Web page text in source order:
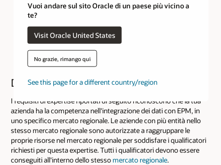
Vuoi andare sul sito Oracle di un paese più vicino a
te?
Visit Oracle United States
No grazie, rimango qui
See this page for a different country/region
Data Integration
I requisiti di expertise riportati di seguito riconoscono che la tua
azienda ha la competenza nell'integrazione dei dati con EPM, in
uno specifico mercato regionale. Le aziende con più entità nello
stesso mercato regionale sono autorizzate a raggruppare le
proprie risorse nel mercato regionale per soddisfare i qualificatori
richiesti per questa expertise. Tutti i qualificatori devono essere
conseguiti all'interno dello stesso mercato regionale.